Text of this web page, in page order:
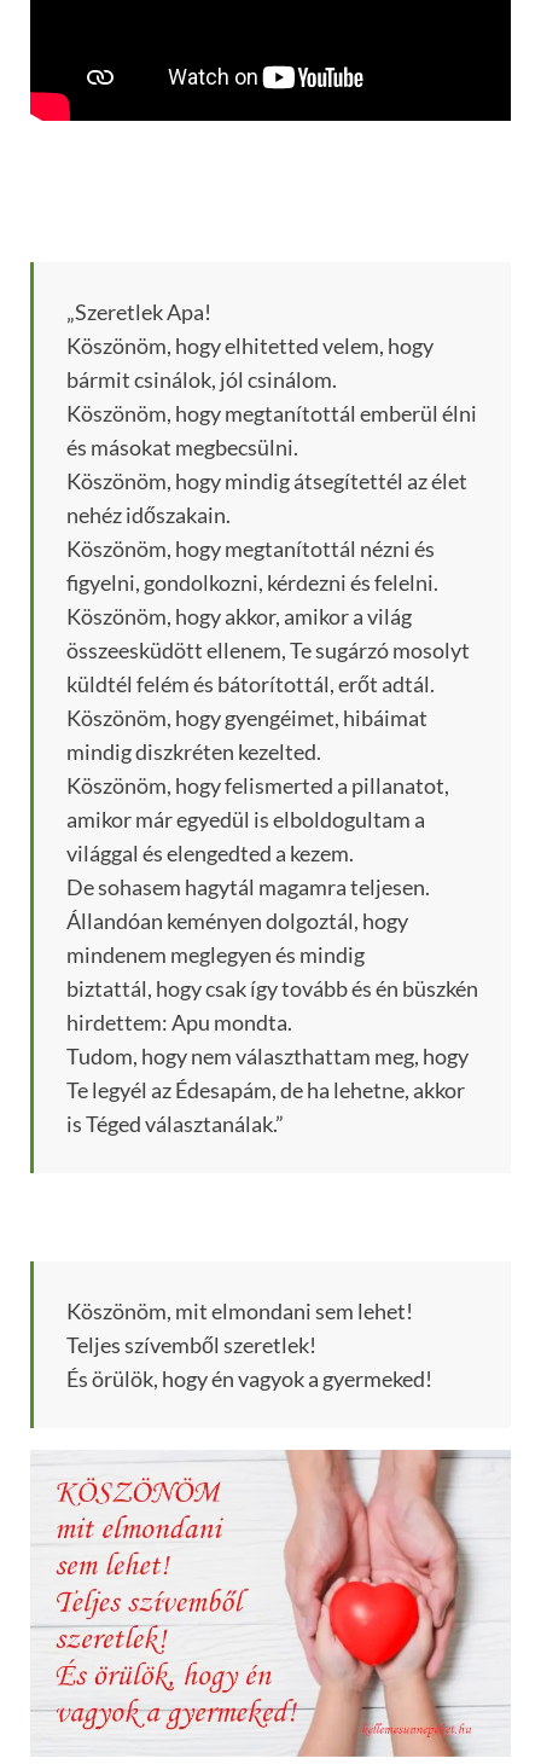
„Szeretlek Apa!
Köszönöm, hogy elhitetted velem, hogy
bármit csinálok, jól csinálom.
Köszönöm, hogy megtanítottál emberül élni
és másokat megbecsülni.
Köszönöm, hogy mindig átsegítettél az élet
nehéz időszakain.
Köszönöm, hogy megtanítottál nézni és
figyelni, gondolkozni, kérdezni és felelni.
Köszönöm, hogy akkor, amikor a világ
összeesküdött ellenem, Te sugárzó mosolyt
küldtél felém és bátorítottál, erőt adtál.
Köszönöm, hogy gyengéimet, hibáimat
mindig diszkréten kezelted.
Köszönöm, hogy felismerted a pillanatot,
amikor már egyedül is elboldogultam a
világgal és elengedted a kezem.
De sohasem hagytál magamra teljesen.
Állandóan keményen dolgoztál, hogy
mindenem meglegyen és mindig
biztattál, hogy csak így tovább és én büszkén
hirdettem: Apu mondta.
Tudom, hogy nem választhattam meg, hogy
Te legyél az Édesapám, de ha lehetne, akkor
is Téged választanálak.”
Köszönöm, mit elmondani sem lehet!
Teljes szívemből szeretlek!
És örülök, hogy én vagyok a gyermeked!